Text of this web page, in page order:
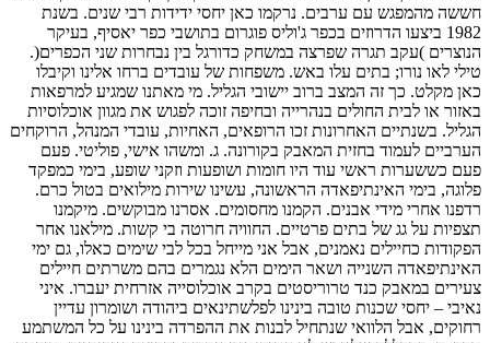
חששה מהמפגש עם ערבים. נרקמו כאן יחסי ידידות רבי שנים. בשנת
1982 ביצעו הדרוזים בכפר ג'וליס פוגרום בתושבי כפר יאסיף, בעיקר
הנוצרים )עקב תגרה שפרצה במשחק כדורגל בין נבחרות שני הכפרים(.
טילי לאו נורו; בתים עלו באש. משפחות של עובדים ברחו אלינו וקיבלו
כאן מקלט. כך זה המצב ברוב יישובי הגליל. מי מאתנו שמגיע למרפאות
באזור או לבית החולים בנהרייה ובחיפה זוכה לפגוש את מגוון אוכלוסיות
הגליל. בשנתיים האחרונות זכו הרופאים, האחיות, עובדי המנהל, הרוקחים
הערביים לעמוד בחזית המאבק בקורונה. ג. ומשהו אישי, פוליטי. פעם
פעם כששערות ראשי עוד היו חומות ושופעות וזקני שופע, בימי כמפקד
פלוגה, בימי האינתיפאדה הראשונה, עשינו שירות מילואים בטול כרם.
רדפנו אחרי מידי אבנים. הקמנו מחסומים. אסרנו מבוקשים. מיקמנו
תצפיות על גג של בתים פרטיים. החוויה חרוטה בי קשות. מילאנו אחר
הפקודות כחיילים נאמנים, אבל אני מייחל בכל לבי שימים כאלו, גם ימי
האינתיפאדה השנייה ושאר הימים הלא נגמרים בהם משרתים חיילים
צעירים במאבק כנד טרוריסטים בקרב אוכלוסייה אזרחית יעברו. איני
נאיבי – יחסי שכנות טובה בינינו לפלשתינאים ביהודה ושומרון עדיין
רחוקים, אבל הלוואי שנתחיל לבנות את ההפרדה בינינו על כל המשתמע